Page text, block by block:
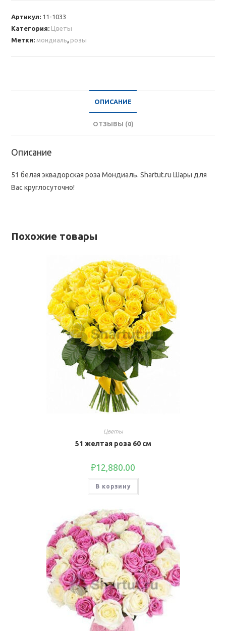
высокая
Артикул: 11-1033
Категория: Цветы
Метки: мондиаль, розы
ОПИСАНИЕ
ОТЗЫВЫ (0)
Описание
51 белая эквадорская роза Мондиаль. Shartut.ru Шары для
Вас круглосуточно!
Похожие товары
Цветы
51 желтая роза 60 см
₽12,880.00
В корзину